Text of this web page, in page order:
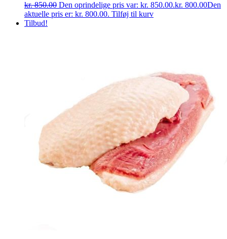
kr.850.00 Den oprindelige pris var: kr. 850.00.kr. 800.00Den
aktuelle pris er: kr. 800.00. Tilføj til kurv
Tilbud!